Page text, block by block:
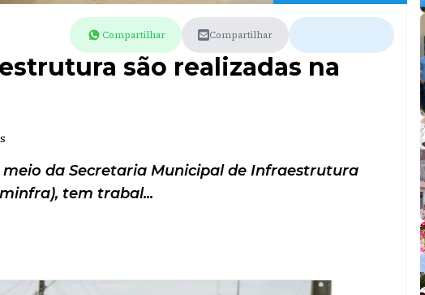
Compartilhar Compartilhar
são realizadas na
da Secretaria Municipal de Infraestrutura
tem trabal...